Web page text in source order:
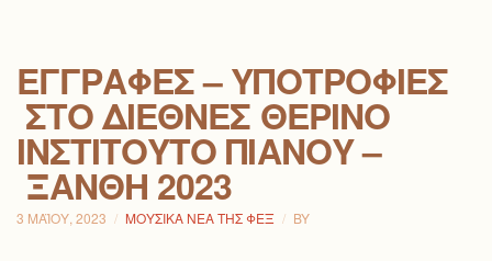
ΕΓΓΡΑΦΈΣ – ΥΠΟΤΡΟΦΊΕΣ
ΣΤΟ ΔΙΕΘΝΈΣ ΘΕΡΙΝΌ
ΙΝΣΤΙΤΟΎΤΟ ΠΙΆΝΟΥ –
ΞΆΝΘΗ 2023
3 ΜΑΪ́ΟΥ, 2023 ΜΟΥΣΙΚΆ ΝΈΑ ΤΗΣ ΦΕΞ BY